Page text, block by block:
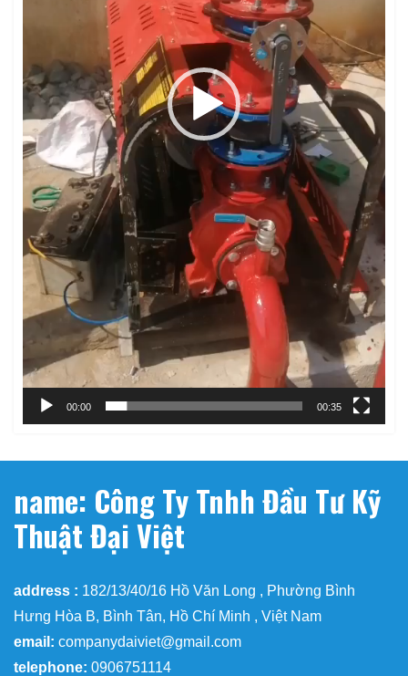
00:00 00:35
name: Công Ty Tnhh Đầu Tư Kỹ
Thuật Đại Việt
address : 182/13/40/16 Hồ Văn Long , Phường Bình
Hưng Hòa B, Bình Tân, Hồ Chí Minh , Việt Nam
email: companydaiviet@gmail.com
telephone: 0906751114